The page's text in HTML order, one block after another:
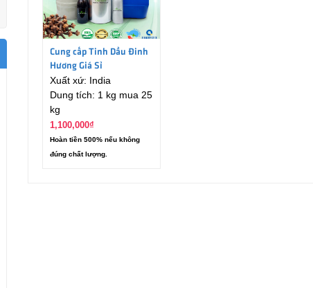
Cung cấp Tinh Dầu Đinh
Hương Giá Sỉ
Xuất xứ: India
Dung tích: 1 kg mua 25
kg
1,100,000₫
Hoàn tiền 500% nếu không
đúng chất lượng.